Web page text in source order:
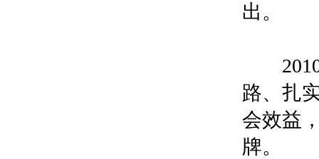
出。
2010
路、扎
会效益
牌。